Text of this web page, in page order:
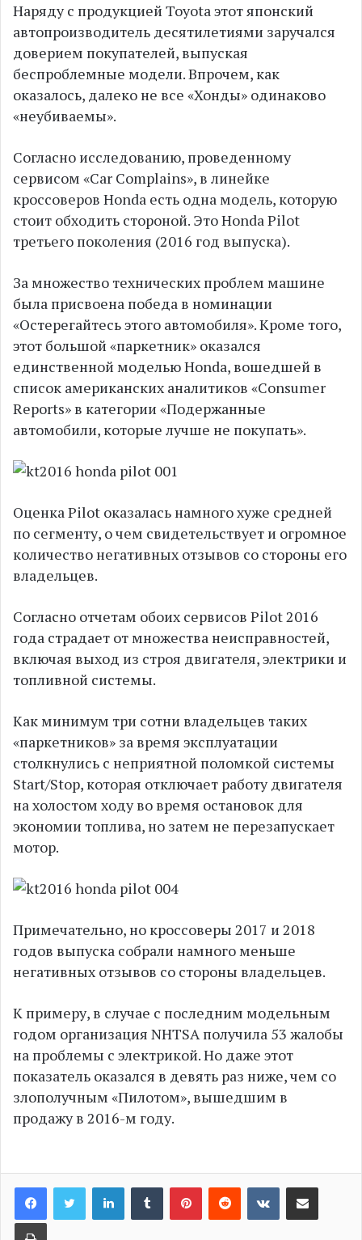
Наряду с продукцией Toyota этот японский
автопроизводитель десятилетиями заручался
доверием покупателей, выпуская
беспроблемные модели. Впрочем, как
оказалось, далеко не все «Хонды» одинаково
«неубиваемы».
Согласно исследованию, проведенному
сервисом «Car Complains», в линейке
кроссоверов Honda есть одна модель, которую
стоит обходить стороной. Это Honda Pilot
третьего поколения (2016 год выпуска).
За множество технических проблем машине
была присвоена победа в номинации
«Остерегайтесь этого автомобиля». Кроме того,
этот большой «паркетник» оказался
единственной моделью Honda, вошедшей в
список американских аналитиков «Consumer
Reports» в категории «Подержанные
автомобили, которые лучше не покупать».
Оценка Pilot оказалась намного хуже средней
по сегменту, о чем свидетельствует и огромное
количество негативных отзывов со стороны его
владельцев.
Согласно отчетам обоих сервисов Pilot 2016
года страдает от множества неисправностей,
включая выход из строя двигателя, электрики и
топливной системы.
Как минимум три сотни владельцев таких
«паркетников» за время эксплуатации
столкнулись с неприятной поломкой системы
Start/Stop, которая отключает работу двигателя
на холостом ходу во время остановок для
экономии топлива, но затем не перезапускает
мотор.
Примечательно, но кроссоверы 2017 и 2018
годов выпуска собрали намного меньше
негативных отзывов со стороны владельцев.
К примеру, в случае с последним модельным
годом организация NHTSA получила 53 жалобы
на проблемы с электрикой. Но даже этот
показатель оказался в девять раз ниже, чем со
злополучным «Пилотом», вышедшим в
продажу в 2016-м году.
LinkedInTumblrPinterest
RedditVKontakte
Share via Email
Print